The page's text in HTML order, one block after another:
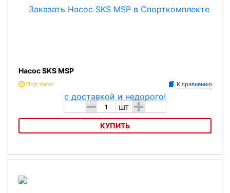
Насос SKS MSP
Под заказ К сравнению
- шт +
КУПИТЬ
Насос SKS MSP